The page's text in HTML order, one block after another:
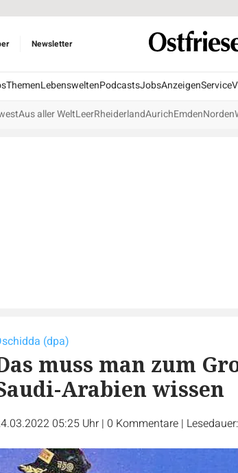
Newsletter
ThemenLebensweltenPodcastsJobsAnzeigenService
Aus aller WeltLeerRheiderlandAurichEmdenNorden
(dpa)
muss man zum
Arabien wissen
05:25 Uhr | 0 Kommentare |